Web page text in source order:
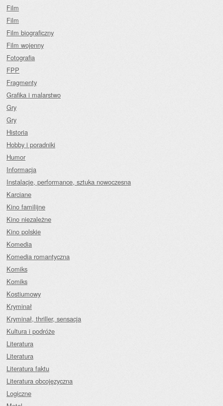
Film
Film
Film biograficzny
Film wojenny
Fotografia
FPP
Fragmenty
Grafika i malarstwo
Gry
Gry
Historia
Hobby i poradniki
Humor
Informacja
Instalacje, performance, sztuka nowoczesna
Karciane
Kino familijne
Kino niezależne
Kino polskie
Komedia
Komedia romantyczna
Komiks
Komiks
Kostiumowy
Kryminał
Kryminał, thriller, sensacja
Kultura i podróże
Literatura
Literatura
Literatura faktu
Literatura obcojęzyczna
Logiczne